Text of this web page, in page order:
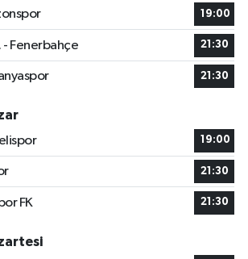
19:00
- Fenerbahçe 21:30
21:30
19:00
21:30
FK 21:30